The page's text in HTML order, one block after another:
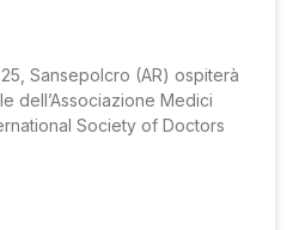
Sansepolcro (AR) ospiterà
dell’Associazione Medici
Society of Doctors